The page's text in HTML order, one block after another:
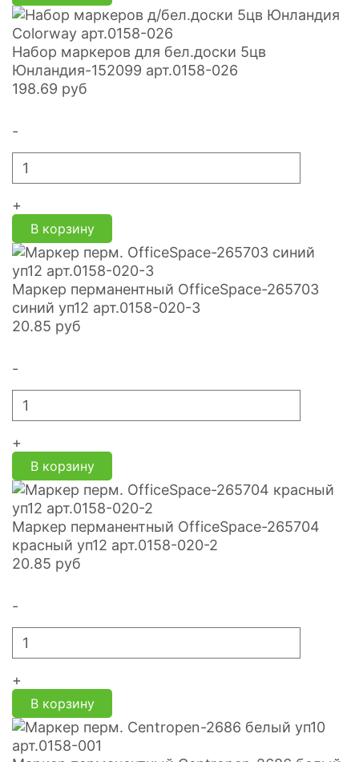
Набор маркеров для бел.доски 5цв
Юнландия-152099 арт.0158-026
198.69 руб
-
+
В корзину
Маркер перманентный OfficeSpace-265703
синий уп12 арт.0158-020-3
20.85 руб
-
+
В корзину
Маркер перманентный OfficeSpace-265704
красный уп12 арт.0158-020-2
20.85 руб
-
+
В корзину